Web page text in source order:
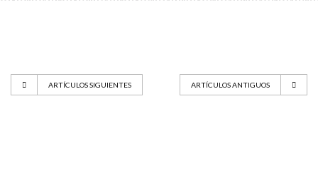
ARTÍCULOS SIGUIENTES ARTÍCULOS ANTIGUOS